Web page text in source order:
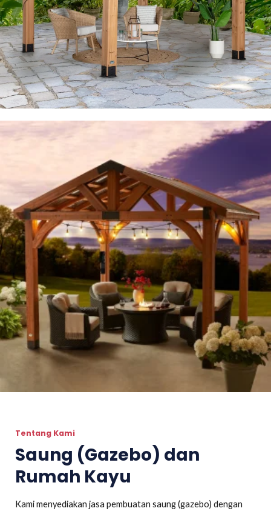
Tentang Kami
Saung (Gazebo) dan
Rumah Kayu
Kami menyediakan jasa pembuatan saung (gazebo) dengan